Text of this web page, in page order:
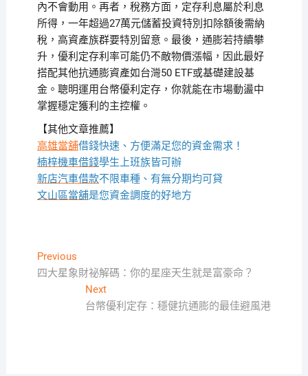
內不會動用。再者，稅務方面，定存利息屬於利息
所得，一年超過27萬元儲蓄投資特別扣除額後需納
稅，高資產族群要特別留意。最後，通膨若持續攀
升，優利定存利率可能仍不敵物價漲幅，因此最好
搭配其他抗通膨資產如台灣50 ETF或基礎建設基
金。聰明運用台幣優利定存，你就能在市場動盪中
掌握穩定獲利的主控權。
【其他文章推薦】
高雄當舖借錢快速、方便滿足您的資金需求！
楠梓機車借錢學生上班族皆可辦
新店汽車借款不限車種、有無分期均可貸
文山區當舖是您資金調度的好地方
文
章
PreviousPrevious
post:
四大星象財祕解碼：你的星座天生就是富豪命？
NextNext
post:
台幣優利定存：穩健抗通膨的最佳避風港